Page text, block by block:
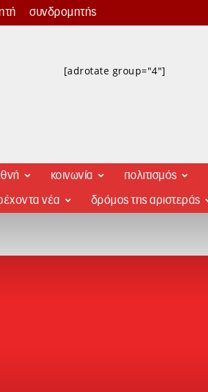
συνδρομητής
[adrotate group="4"]
κοινωνία πολιτισμός
νέα δρόμος της αριστεράς